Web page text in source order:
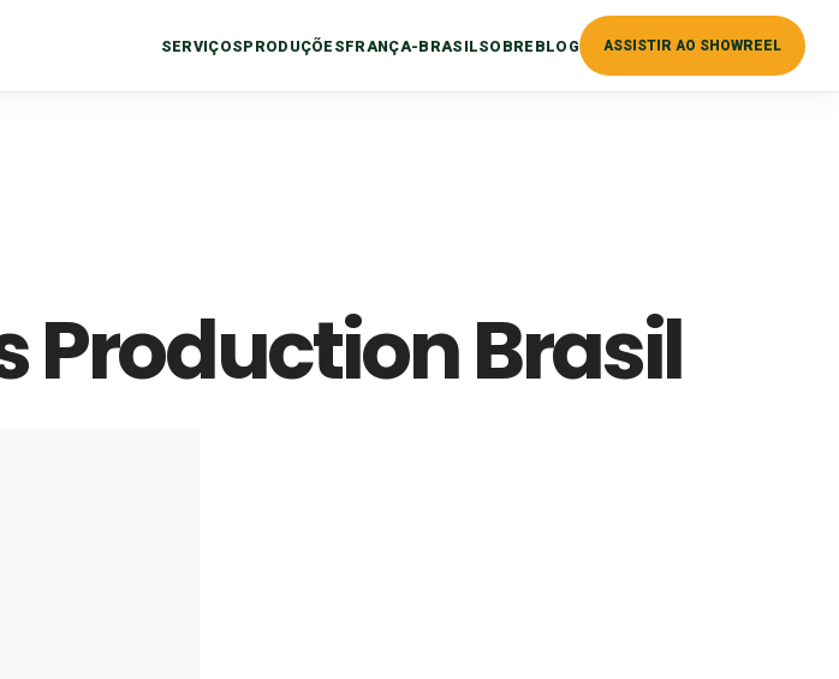
SERVIÇOSPRODUÇÕESFRANÇA-BRASILSOBRE BLOG ASSISTIR AO SHOWREEL
Production Brasil